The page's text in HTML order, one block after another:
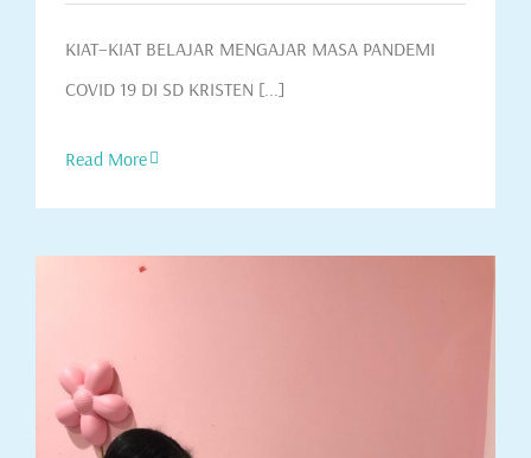
KIAT–KIAT BELAJAR MENGAJAR MASA PANDEMI
COVID 19 DI SD KRISTEN [...]
Read More